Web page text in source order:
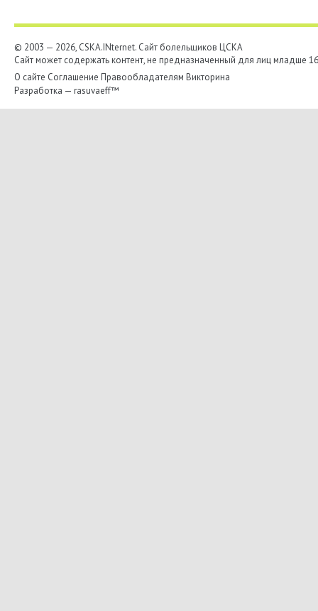
© 2003 — 2026, CSKA.INternet. Cайт болельщиков ЦСКА
Сайт может содержать контент, не предназначенный для лиц младше
О сайте Соглашение Правообладателям Викторина
Разработка — rasuvaeff™